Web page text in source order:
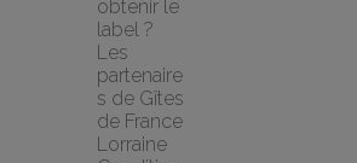
obtenir le
label ?
Les
partenaire
s de Gîtes
de France
Lorraine